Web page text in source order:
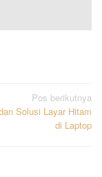
Pos berikutnya
Solusi Layar Hitam
di Laptop